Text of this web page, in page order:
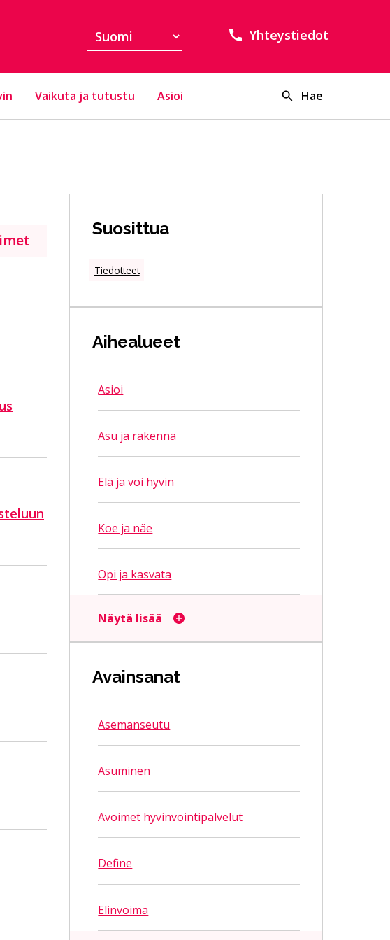
Yhteystiedot
Vaikuta ja tutustu Asioi Hae
Suosittua
Tiedotteet
Aihealueet
Asioi
Asu ja rakenna
Elä ja voi hyvin
Koe ja näe
Opi ja kasvata
Näytä lisää
Avainsanat
Asemanseutu
Asuminen
Avoimet hyvinvointipalvelut
Define
Elinvoima